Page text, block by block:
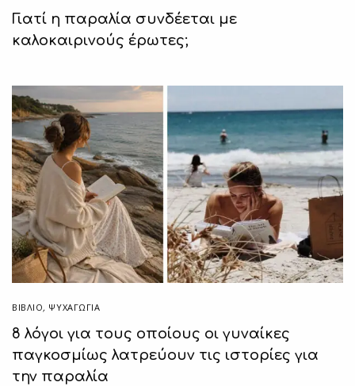
Γιατί η παραλία συνδέεται με
καλοκαιρινούς έρωτες;
ΒΙΒΛΊΟ, ΨΥΧΑΓΩΓΙΑ
8 λόγοι για τους οποίους οι γυναίκες
παγκοσμίως λατρεύουν τις ιστορίες για
την παραλία